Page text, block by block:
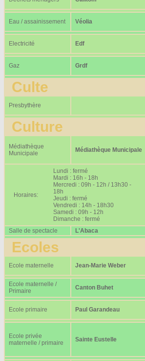
Eau / assainissement Véolia
Electricité Edf
Gaz Grdf
Culte
Presbythère
Culture
Médiathèque
Municipale
Médiathèque Municipale
Horaires:
Lundi : fermé
Mardi : 16h - 18h
Mercredi : 09h - 12h / 13h30 -
18h
Jeudi : fermé
Vendredi : 14h - 18h30
Samedi : 09h - 12h
Dimanche : fermé
Salle de spectacle
L'Abaca
Ecoles
Ecole maternelle Jean-Marie Weber
Ecole maternelle /
Primaire
Canton Buhet
Ecole primaire Paul Garandeau
Ecole privée
maternelle / primaire
Sainte Eustelle